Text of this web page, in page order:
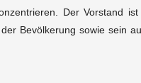
Der Vorstand
Bevölkerung sowie sein